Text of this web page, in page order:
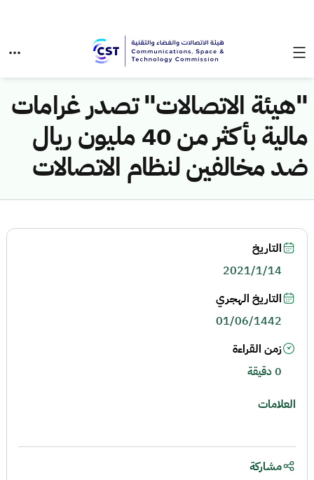
"هيئة الاتصالات" تصدر غرامات
مالية بأكثر من 40 مليون ريال
ضد مخالفين لنظام الاتصالات
التاريخ
2021/1/14
التاريخ الهجري
01/06/1442
زمن القراءة
0 دقيقة
العلامات
مشاركة